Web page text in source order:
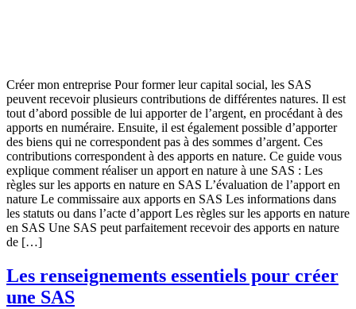
Créer mon entreprise Pour former leur capital social, les SAS
peuvent recevoir plusieurs contributions de différentes natures. Il est
tout d’abord possible de lui apporter de l’argent, en procédant à des
apports en numéraire. Ensuite, il est également possible d’apporter
des biens qui ne correspondent pas à des sommes d’argent. Ces
contributions correspondent à des apports en nature. Ce guide vous
explique comment réaliser un apport en nature à une SAS : Les
règles sur les apports en nature en SAS L’évaluation de l’apport en
nature Le commissaire aux apports en SAS Les informations dans
les statuts ou dans l’acte d’apport Les règles sur les apports en nature
en SAS Une SAS peut parfaitement recevoir des apports en nature
de […]
Les renseignements essentiels pour créer
une SAS